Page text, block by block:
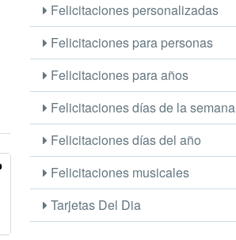
Felicitaciones personalizadas
Felicitaciones para personas
Felicitaciones para años
Felicitaciones días de la semana
Felicitaciones días del año
Felicitaciones musicales
Tarjetas Del Dia